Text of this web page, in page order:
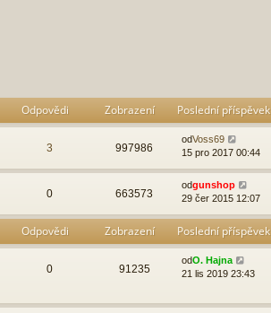
Odpovědi Zobrazení Poslední příspěvek
3 997986
odVoss69
15 pro 2017 00:44
0 663573
odgunshop
29 čer 2015 12:07
Odpovědi Zobrazení Poslední příspěvek
0 91235
odO. Hajna
21 lis 2019 23:43